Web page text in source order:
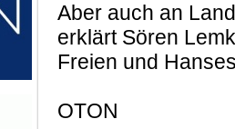
Aber auch an
erklärt Sören
Freien und
OTON